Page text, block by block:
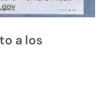
a los